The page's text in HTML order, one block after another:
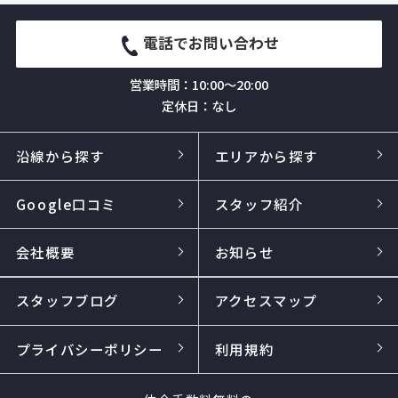
電話でお問い合わせ
営業時間：10:00～20:00
定休日：なし
沿線から探す エリアから探す
Google口コミ スタッフ紹介
会社概要 お知らせ
スタッフブログ アクセスマップ
プライバシーポリシー 利用規約